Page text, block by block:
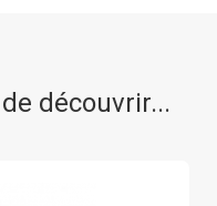
découvrir...